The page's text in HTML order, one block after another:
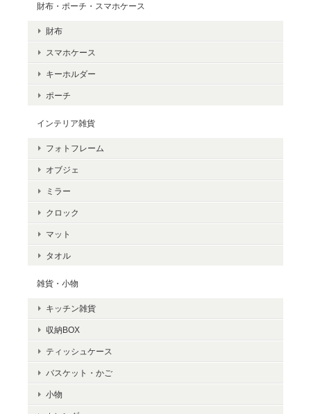
財布・ポーチ・スマホケース
財布
スマホケース
キーホルダー
ポーチ
インテリア雑貨
フォトフレーム
オブジェ
ミラー
クロック
マット
タオル
雑貨・小物
キッチン雑貨
収納BOX
ティッシュケース
バスケット・かご
小物